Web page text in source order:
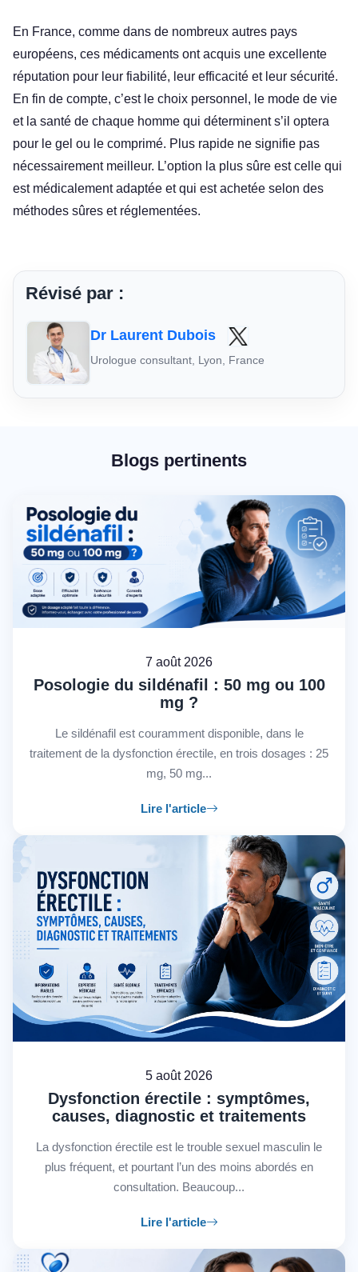
En France, comme dans de nombreux autres pays
européens, ces médicaments ont acquis une excellente
réputation pour leur fiabilité, leur efficacité et leur sécurité.
En fin de compte, c’est le choix personnel, le mode de vie
et la santé de chaque homme qui déterminent s’il optera
pour le gel ou le comprimé. Plus rapide ne signifie pas
nécessairement meilleur. L’option la plus sûre est celle qui
est médicalement adaptée et qui est achetée selon des
méthodes sûres et réglementées.
Révisé par :
Dr Laurent Dubois
Urologue consultant, Lyon, France
Blogs pertinents
7 août 2026
Posologie du sildénafil : 50 mg ou 100
mg ?
Le sildénafil est couramment disponible, dans le
traitement de la dysfonction érectile, en trois dosages : 25
mg, 50 mg...
Lire l'article
5 août 2026
Dysfonction érectile : symptômes,
causes, diagnostic et traitements
La dysfonction érectile est le trouble sexuel masculin le
plus fréquent, et pourtant l’un des moins abordés en
consultation. Beaucoup...
Lire l'article